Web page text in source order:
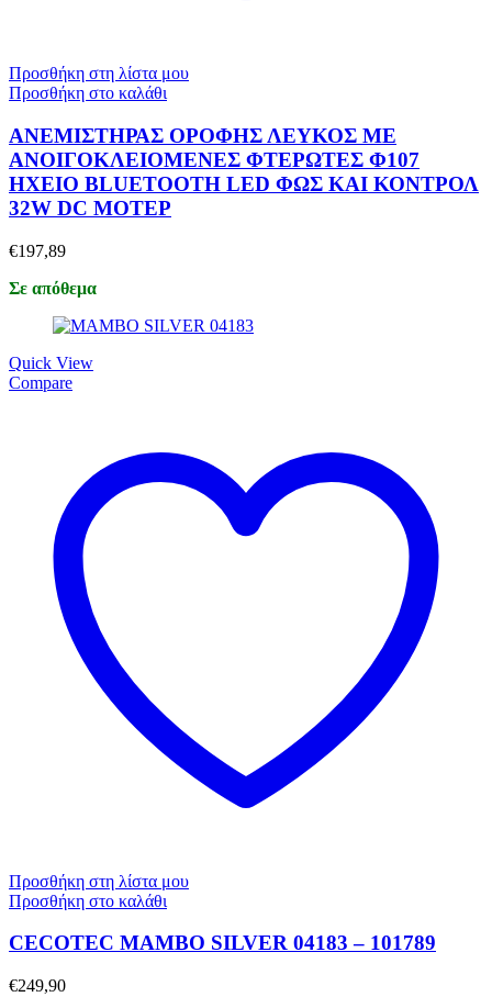
Προσθήκη στη λίστα μου
Προσθήκη στο καλάθι
ΑΝΕΜΙΣΤΗΡΑΣ ΟΡΟΦΗΣ ΛΕΥΚΟΣ ΜΕ
ΑΝΟΙΓΟΚΛΕΙΟΜΕΝΕΣ ΦΤΕΡΩΤΕΣ Φ107
ΗΧΕΙΟ BLUETOOTH LED ΦΩΣ ΚΑΙ ΚΟΝΤΡΟΛ
32W DC MOTEΡ
€197,89
Σε απόθεμα
Quick View
Compare
Προσθήκη στη λίστα μου
Προσθήκη στο καλάθι
CECOTEC MAMBO SILVER 04183 – 101789
€249,90